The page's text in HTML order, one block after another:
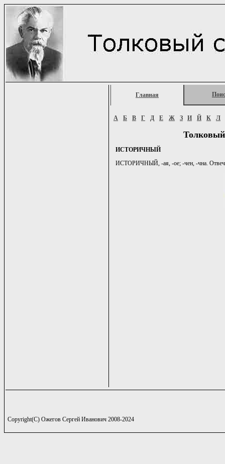
Главная
А Б В Г Д Е Ж З И Й К Л
ИСТОРИЧНЫЙ
ИСТОРИЧНЫЙ, -ая, -ое; -чен, -чна.
Copyright(C) Ожегов Сергей Иванович 2008-2024